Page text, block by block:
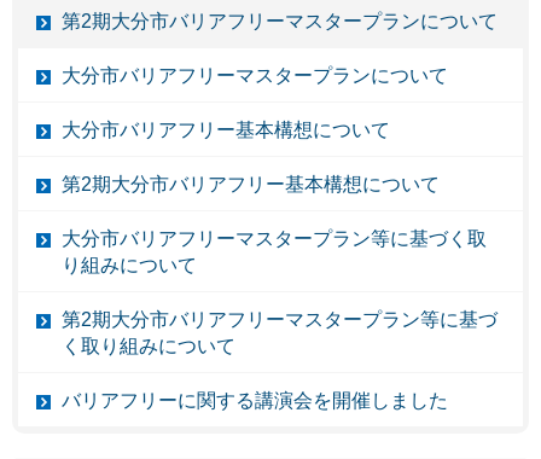
第2期大分市バリアフリーマスタープランについて
大分市バリアフリーマスタープランについて
大分市バリアフリー基本構想について
第2期大分市バリアフリー基本構想について
大分市バリアフリーマスタープラン等に基づく取
り組みについて
第2期大分市バリアフリーマスタープラン等に基づ
く取り組みについて
バリアフリーに関する講演会を開催しました